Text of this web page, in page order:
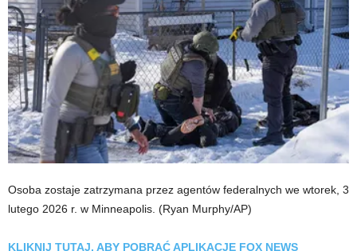
Osoba zostaje zatrzymana przez agentów federalnych we wtorek, 3
lutego 2026 r. w Minneapolis. (Ryan Murphy/AP)
KLIKNIJ TUTAJ, ABY POBRAĆ APLIKACJĘ FOX NEWS